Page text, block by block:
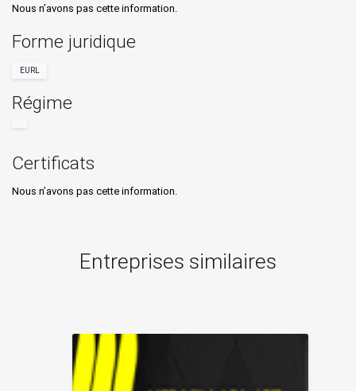
Nous n’avons pas cette information.
Forme juridique
EURL
Régime
Certificats
Nous n’avons pas cette information.
Entreprises similaires